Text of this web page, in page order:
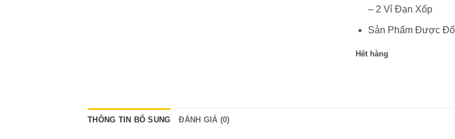
– 2 Vỉ Đạn Xốp
Sản Phẩm Được
Hết hàng
THÔNG TIN BỔ SUNG ĐÁNH GIÁ (0)